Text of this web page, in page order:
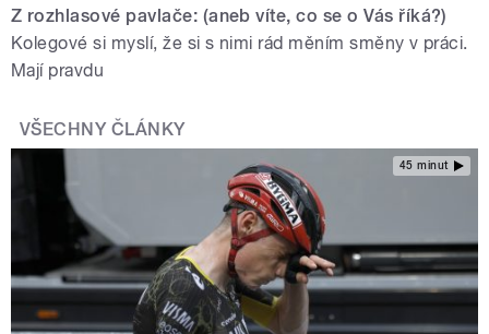
Z rozhlasové pavlače: (aneb víte, co se o Vás říká?)
Kolegové si myslí, že si s nimi rád měním směny v práci.
Mají pravdu
VŠECHNY ČLÁNKY
45 minut